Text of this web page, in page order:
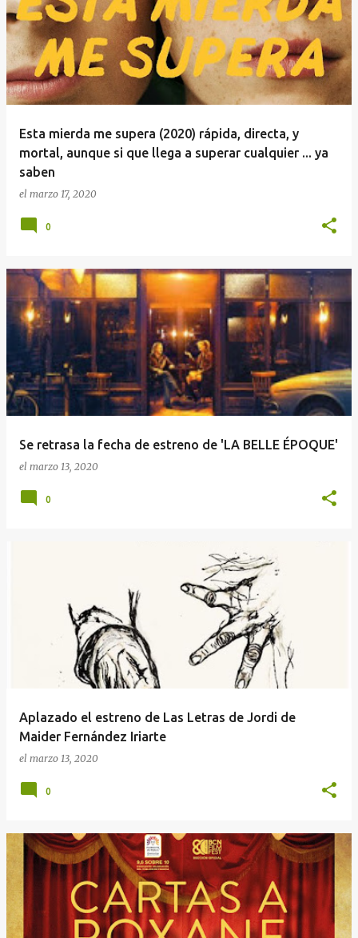
Esta mierda me supera (2020) rápida, directa, y
mortal, aunque si que llega a superar cualquier ... ya
saben
el marzo 17, 2020
0
Se retrasa la fecha de estreno de 'LA BELLE ÉPOQUE'
el marzo 13, 2020
0
Aplazado el estreno de Las Letras de Jordi de
Maider Fernández Iriarte
el marzo 13, 2020
0